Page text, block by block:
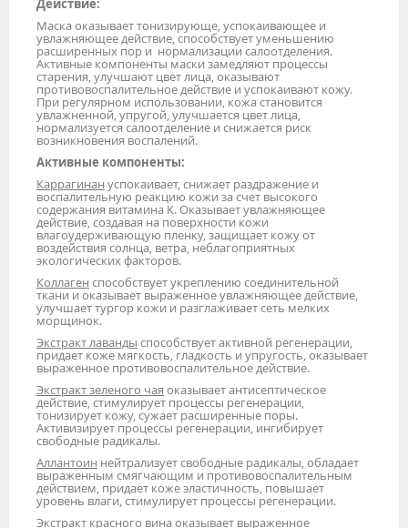
Действие:
Маска оказывает тонизирующе, успокаивающее и
увлажняющее действие, способствует уменьшению
расширенных пор и нормализации салоотделения.
Активные компоненты маски замедляют процессы
старения, улучшают цвет лица, оказывают
противовоспалительное действие и успокаивают кожу.
При регулярном использовании, кожа становится
увлажненной, упругой, улучшается цвет лица,
нормализуется салоотделение и снижается риск
возникновения воспалений.
Активные компоненты:
Каррагинан успокаивает, снижает раздражение и
воспалительную реакцию кожи за счет высокого
содержания витамина К. Оказывает увлажняющее
действие, создавая на поверхности кожи
влагоудерживающую пленку, защищает кожу от
воздействия солнца, ветра, неблагоприятных
экологических факторов.
Коллаген способствует укреплению соединительной
ткани и оказывает выраженное увлажняющее действие,
улучшает тургор кожи и разглаживает сеть мелких
морщинок.
Экстракт лаванды способствует активной регенерации,
придает коже мягкость, гладкость и упругость, оказывает
выраженное противовоспалительное действие.
Экстракт зеленого чая оказывает антисептическое
действие, стимулирует процессы регенерации,
тонизирует кожу, сужает расширенные поры.
Активизирует процессы регенерации, ингибирует
свободные радикалы.
Аллантоин нейтрализует свободные радикалы, обладает
выраженным смягчающим и противовоспалительным
действием, придает коже эластичность, повышает
уровень влаги, стимулирует процессы регенерации.
Экстракт красного вина оказывает выраженное